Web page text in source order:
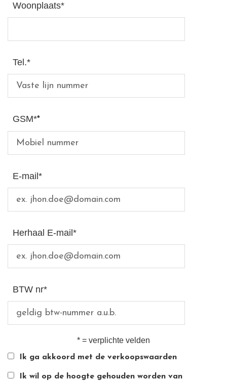
Woonplaats*
Tel.*
GSM**
E-mail*
Herhaal E-mail*
BTW nr*
* = verplichte velden
Ik ga akkoord met de verkoopswaarden
Ik wil op de hoogte gehouden worden van